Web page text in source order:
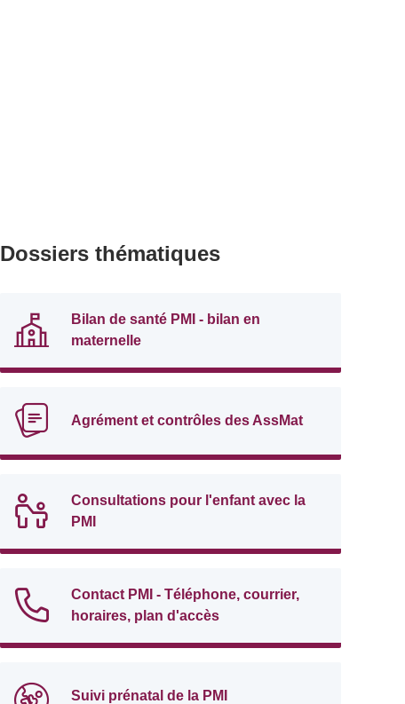
Dossiers thématiques
Bilan de santé PMI - bilan en
maternelle
Agrément et contrôles des AssMat
Consultations pour l'enfant avec la
PMI
Contact PMI - Téléphone, courrier,
horaires, plan d'accès
Suivi prénatal de la PMI